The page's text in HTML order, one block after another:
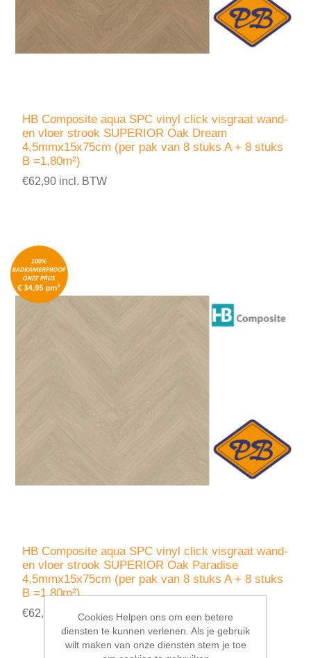
HB Composite aqua SPC vinyl click visgraat wand-
en vloer strook SUPERIOR Oak Dream
4,5mmx15x75cm (per pak van 8 stuks A + 8 stuks
B =1,80m²)
€62,90 incl. BTW
HB Composite aqua SPC vinyl click visgraat wand-
en vloer strook SUPERIOR Oak Paradise
4,5mmx15x75cm (per pak van 8 stuks A + 8 stuks
B =1,80m²)
€62,90 incl. BTWCookies Helpen ons om een betere
diensten te kunnen verlenen. Als je gebruik
wilt maken van onze diensten stem je toe